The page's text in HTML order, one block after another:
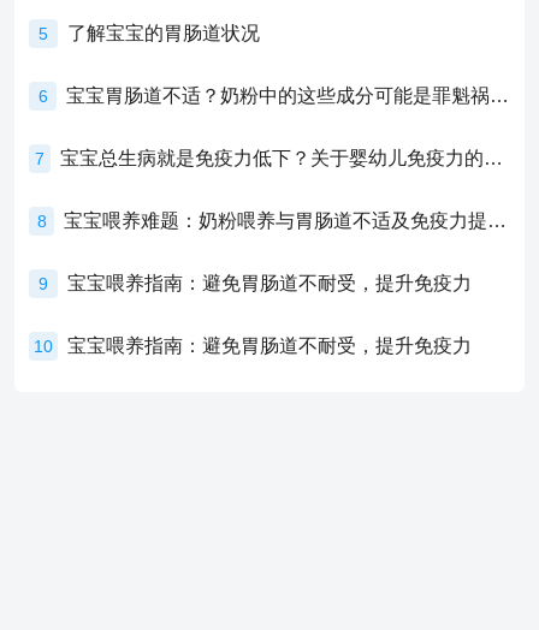
5 了解宝宝的胃肠道状况
6 宝宝胃肠道不适？奶粉中的这些成分可能是罪魁祸首！
7 宝宝总生病就是免疫力低下？关于婴幼儿免疫力的真相，家长必须了解！
8 宝宝喂养难题：奶粉喂养与胃肠道不适及免疫力提升的奥秘
9 宝宝喂养指南：避免胃肠道不耐受，提升免疫力
10 宝宝喂养指南：避免胃肠道不耐受，提升免疫力